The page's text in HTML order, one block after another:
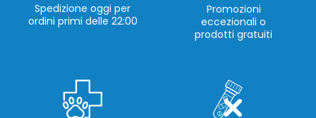
Spedizione oggi per
ordini primi delle 22:00
Promozioni
eccezionali o
prodotti gratuiti